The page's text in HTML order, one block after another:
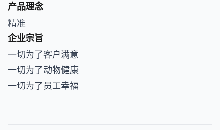
产品理念
精准
企业宗旨
一切为了客户满意
一切为了动物健康
一切为了员工幸福